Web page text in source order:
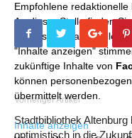
Empfohlene redaktionelle
An dieser Stelle finden
die unser redaktionelles
"Inhalte anzeigen"
zukünftige Inhalte von
können
übermittelt werden.
Inhalte anzeigen
Vorheriger Artikel
Stadtbibliothek Altenburg
optimistisch in die